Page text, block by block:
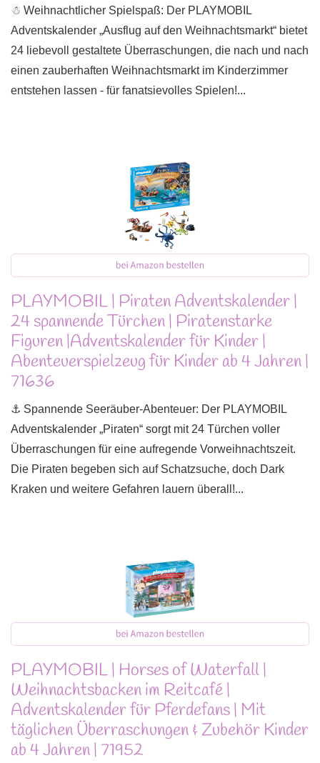
☃ Weihnachtlicher Spielspaß: Der PLAYMOBIL
Adventskalender „Ausflug auf den Weihnachtsmarkt“ bietet
24 liebevoll gestaltete Überraschungen, die nach und nach
einen zauberhaften Weihnachtsmarkt im Kinderzimmer
entstehen lassen - für fanatsievolles Spielen!...
PLAYMOBIL | Piraten Adventskalender |
24 spannende Türchen | Piratenstarke
Figuren |Adventskalender für Kinder |
Abenteuerspielzeug für Kinder ab 4 Jahren |
71636
⚓ Spannende Seeräuber-Abenteuer: Der PLAYMOBIL
Adventskalender „Piraten“ sorgt mit 24 Türchen voller
Überraschungen für eine aufregende Vorweihnachtszeit.
Die Piraten begeben sich auf Schatzsuche, doch Dark
Kraken und weitere Gefahren lauern überall!...
PLAYMOBIL | Horses of Waterfall |
Weihnachtsbacken im Reitcafé |
Adventskalender für Pferdefans | Mit
täglichen Überraschungen & Zubehör Kinder
ab 4 Jahren | 71952